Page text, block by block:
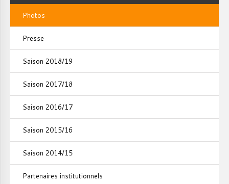
Photos
Presse
Saison 2018/19
Saison 2017/18
Saison 2016/17
Saison 2015/16
Saison 2014/15
Partenaires institutionnels